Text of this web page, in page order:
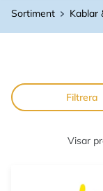
Sortiment Kablar
Filtrera
Visar